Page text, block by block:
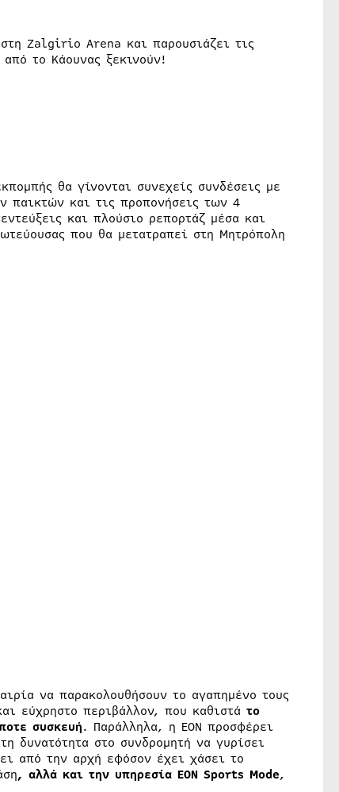
Zalgirio Arena και παρουσιάζει τις
το Κάουνας ξεκινούν!
θα γίνονται συνεχείς συνδέσεις με
παικτών και τις προπονήσεις των 4
και πλούσιο ρεπορτάζ μέσα και
που θα μετατραπεί στη Μητρόπολη
να παρακολουθήσουν το αγαπημένο τους
εύχρηστο περιβάλλον, που καθιστά το
συσκευή. Παράλληλα, η ΕΟΝ προσφέρει
δυνατότητα στο συνδρομητή να γυρίσει
από την αρχή εφόσον έχει χάσει το
, αλλά και την υπηρεσία EON Sports Mode,